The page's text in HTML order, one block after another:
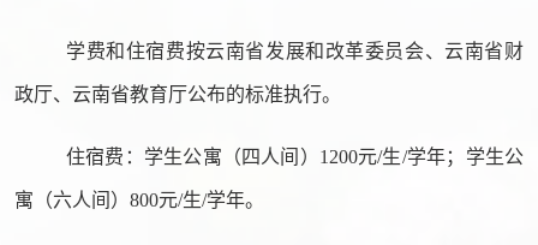
学费和住宿费按云南省发展和改革委员会、云南省财
政厅、云南省教育厅公布的标准执行。
住宿费：学生公寓（四人间） 1200元/生/学年；学生公
寓（六人间） 800元/生/学年。